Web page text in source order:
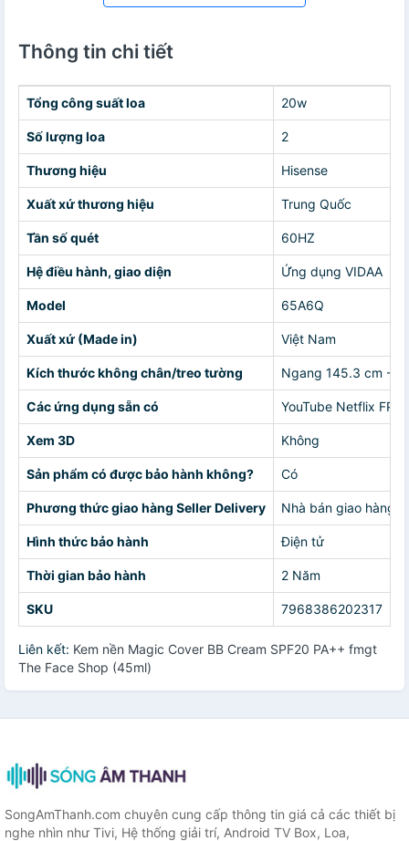
Thông tin chi tiết
Tổng công suất loa 20w
Số lượng loa 2
Thương hiệu Hisense
Xuất xứ thương hiệu Trung Quốc
Tần số quét 60HZ
Hệ điều hành, giao diện Ứng dụng VIDAA
Model 65A6Q
Xuất xứ (Made in) Việt Nam
Kích thước không chân/treo tường Ngang 145.3 cm -
Các ứng dụng sẵn có YouTube Netflix
Xem 3D Không
Sản phẩm có được bảo hành không? Có
Phương thức giao hàng Seller Delivery Nhà bán giao hàng
Hình thức bảo hành Điện tử
Thời gian bảo hành 2 Năm
SKU 7968386202317
Liên kết: Kem nền Magic Cover BB Cream SPF20 PA++ fmgt
The Face Shop (45ml)
SongAmThanh.com chuyên cung cấp thông tin giá cả các thiết bị
nghe nhìn như Tivi, Hệ thống giải trí, Android TV Box, Loa,